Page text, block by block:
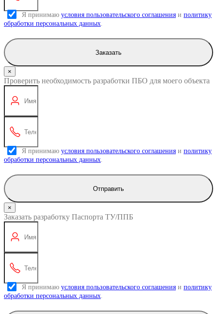
Я принимаю условия пользовательского соглашения и политику
обработки персональных данных.
Заказать
×
Проверить необходимость разработки ПБО для моего объекта
Я принимаю условия пользовательского соглашения и политику
обработки персональных данных.
Отправить
×
Заказать разработку Паспорта ТУ/ППБ
Я принимаю условия пользовательского соглашения и политику
обработки персональных данных.